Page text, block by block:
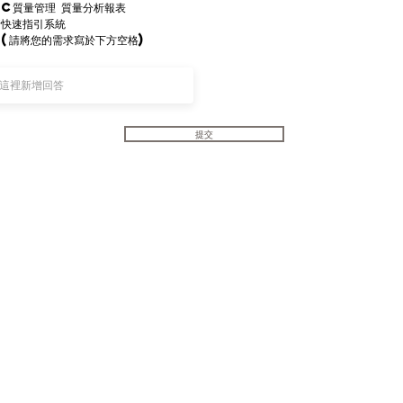
質量管理 質量分析報表
速指引系統
請將您的需求寫於下方空格)
提交